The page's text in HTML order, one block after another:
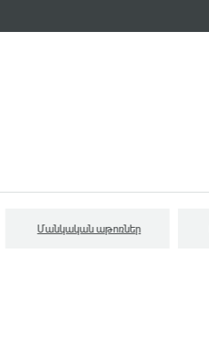
Մանկական աթոռներ